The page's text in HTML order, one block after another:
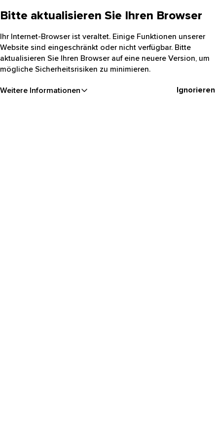
Bitte aktualisieren Sie Ihren Browser
Ihr Internet-Browser ist veraltet. Einige Funktionen unserer
Website sind eingeschränkt oder nicht verfügbar. Bitte
aktualisieren Sie Ihren Browser auf eine neuere Version, um
mögliche Sicherheitsrisiken zu minimieren.
Weitere Informationen Ignorieren